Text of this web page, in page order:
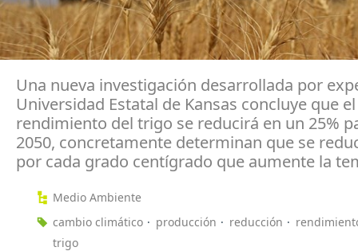
Una nueva investigación desarrollada por
Universidad Estatal de Kansas concluye que el
rendimiento del trigo se reducirá en un 25%
2050, concretamente determinan que se
por cada grado centígrado que aumente la
Medio Ambiente
cambio climático
producción reducción
trigo